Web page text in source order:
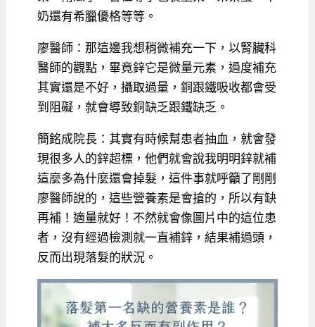
奶還有希臘優格等等。
廖醫師：那這邊我想稍微補充一下，以腎臟科
醫師的觀點，畢竟鋅它是微量元素，過度補充
其實還是不好，攝取過量，銅跟鐵吸收都會受
到阻礙，就會導致銅缺乏跟鐵缺乏。
簡銘成院長：其實有時候幫患者抽血，就會發
現很多人的鋅超標，他們就會說我明明鋅就補
這麼多為什麼還會掉髮，這件事就呼籲了剛剛
廖醫師說的，這些營養素是會搶的，所以有缺
再補！適量就好！不然就會像圖片中的這位患
者，沒有經過檢測就一直補鋅，結果補過頭，
反而出現落髮的狀況。